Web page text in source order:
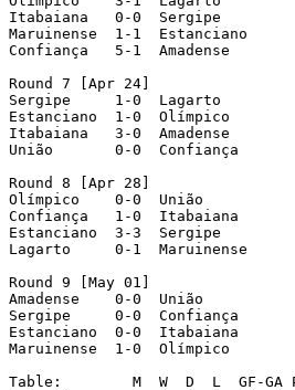
Itabaiana   0-0  Sergipe
Maruinense  1-1  Estanciano
Confiança   5-1  Amadense
Round 7 [Apr 24]
Sergipe     1-0  Lagarto
Estanciano  1-0  Olímpico
Itabaiana   3-0  Amadense
União       0-0  Confiança
Round 8 [Apr 28]
Olímpico    0-0  União
Confiança   1-0  Itabaiana
Estanciano  3-3  Sergipe
Lagarto     0-1  Maruinense
Round 9 [May 01]
Amadense    0-0  União
Sergipe     0-0  Confiança
Estanciano  0-0  Itabaiana
Maruinense  1-0  Olímpico
Table:        M  W  D  L  GF-GA